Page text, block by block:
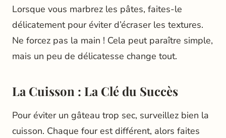
Lorsque vous marbrez les pâtes, faites-le
délicatement pour éviter d’écraser les textures.
Ne forcez pas la main ! Cela peut paraître simple,
mais un peu de délicatesse change tout.
La Cuisson : La Clé du Succès
Pour éviter un gâteau trop sec, surveillez bien la
cuisson. Chaque four est différent, alors faites